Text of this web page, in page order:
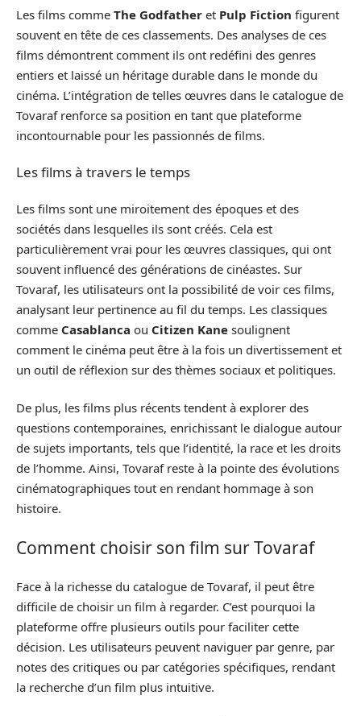
Les films comme The Godfather et Pulp Fiction figurent
souvent en tête de ces classements. Des analyses de ces
films démontrent comment ils ont redéfini des genres
entiers et laissé un héritage durable dans le monde du
cinéma. L’intégration de telles œuvres dans le catalogue de
Tovaraf renforce sa position en tant que plateforme
incontournable pour les passionnés de films.
Les films à travers le temps
Les films sont une miroitement des époques et des
sociétés dans lesquelles ils sont créés. Cela est
particulièrement vrai pour les œuvres classiques, qui ont
souvent influencé des générations de cinéastes. Sur
Tovaraf, les utilisateurs ont la possibilité de voir ces films,
analysant leur pertinence au fil du temps. Les classiques
comme Casablanca ou Citizen Kane soulignent
comment le cinéma peut être à la fois un divertissement et
un outil de réflexion sur des thèmes sociaux et politiques.
De plus, les films plus récents tendent à explorer des
questions contemporaines, enrichissant le dialogue autour
de sujets importants, tels que l’identité, la race et les droits
de l’homme. Ainsi, Tovaraf reste à la pointe des évolutions
cinématographiques tout en rendant hommage à son
histoire.
Comment choisir son film sur Tovaraf
Face à la richesse du catalogue de Tovaraf, il peut être
difficile de choisir un film à regarder. C’est pourquoi la
plateforme offre plusieurs outils pour faciliter cette
décision. Les utilisateurs peuvent naviguer par genre, par
notes des critiques ou par catégories spécifiques, rendant
la recherche d’un film plus intuitive.